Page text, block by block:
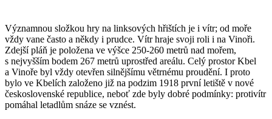
Významnou složkou hry na linksových hřištích je i vítr; od moře
vždy vane často a někdy i prudce. Vítr hraje svoji roli i na Vinoři.
Zdejší pláň je položena ve výšce 250-260 metrů nad mořem,
s nejvyšším bodem 267 metrů uprostřed areálu. Celý prostor Kbel
a Vinoře byl vždy otevřen silnějšímu větrnému proudění. I proto
bylo ve Kbelích založeno již na podzim 1918 první letiště v nové
československé republice, neboť zde byly dobré podmínky: protivítr
pomáhal letadlům snáze se vznést.